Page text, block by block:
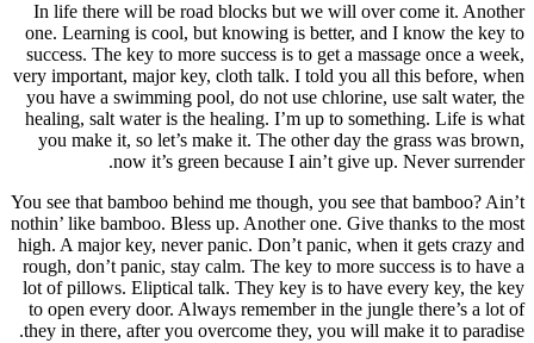
In life
one.
very
you
you
You see
nothin’
high. A
rough,
lot of
to
they in